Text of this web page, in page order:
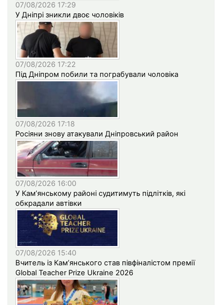
07/08/2026 17:29
У Дніпрі зникли двоє чоловіків
07/08/2026 17:22
Під Дніпром побили та пограбували чоловіка
07/08/2026 17:18
Росіяни знову атакували Дніпровський район
07/08/2026 16:00
У Кам’янському районі судитимуть підлітків, які
обкрадали автівки
07/08/2026 15:40
Вчитель із Кам’янського став півфіналістом премії
Global Teacher Prize Ukraine 2026